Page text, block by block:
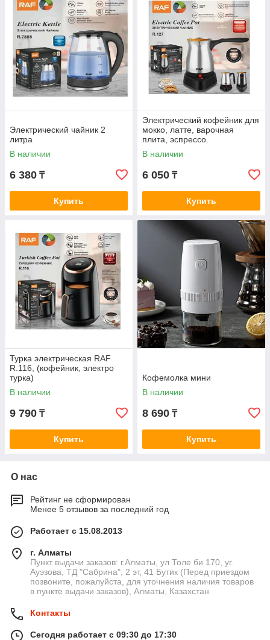
Электрический чайник 2
литра
В наличии
6 380 ₸
Купить
Электрический кофейник для
мокко, латте, варочная
плита, эспрессо.
В наличии
6 050 ₸
Купить
Турка электрическая RAF
R.116, (кофейник, электро
турка)
В наличии
9 790 ₸
Купить
Кофемолка мини
В наличии
8 690 ₸
Купить
О нас
Рейтинг не сформирован
Менее 5 отзывов за последний год
Работает с 15.08.2013
г. Алматы
Пункт выдачи заказов: г.Алматы, ул Толе би 170, уг.
Ауэзова, ТД "Сабрина", 2 эт, 41 Бутик (Перед приездом
позвоните, пожалуйста, для уточнения наличия товаров
в пункте выдачи заказов), Алматы, Казахстан
Контакты
Сегодня работает с 09:30 до 17:30